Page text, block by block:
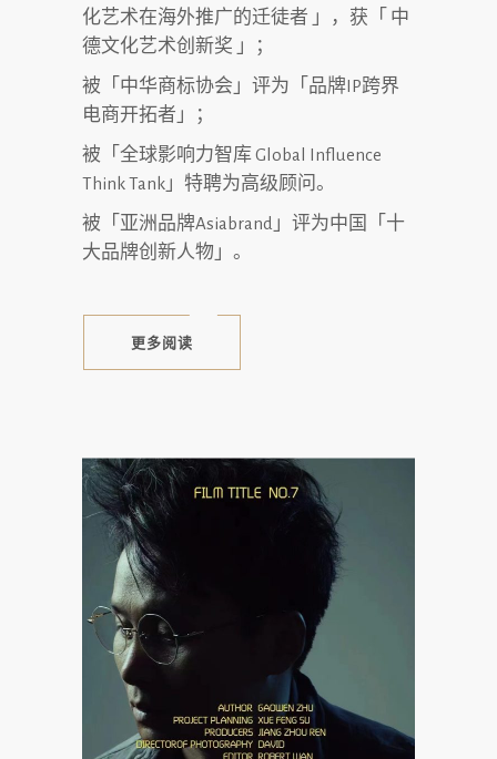
化艺术在海外推⼴的迁徒者 」，获「 中
德⽂化艺术创新奖 」；
被「中华商标协会」评为「品牌 IP跨界
电商开拓者」；
被「全球影响⼒智库Global Influence
Think Tank 」特聘为⾼级顾问。
被「亚洲品牌Asiabrand 」评为中国「⼗
⼤品牌创新⼈物」。
更多阅读